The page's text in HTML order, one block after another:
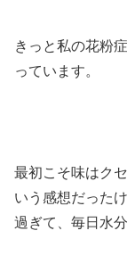
きっと私の花粉
っています。
最初こそ味はク
いう感想だった
過ぎて、毎日水